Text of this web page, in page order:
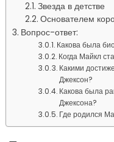
Звезда в детстве
Основателем
Вопрос-ответ:
Какова была
Когда Майкл
Какими
Джексон?
Какова была
Джексона?
Где родился